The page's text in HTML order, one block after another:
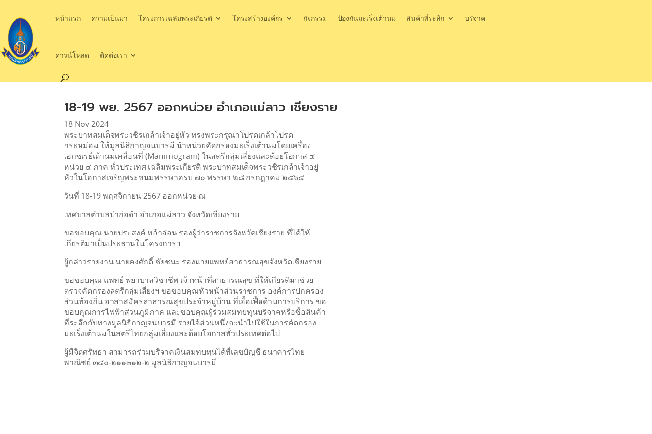
หน้าแรก ความเป็นมา โครงการเฉลิมพระเกียรติ โครงสร้างองค์กร กิจกรรม ป้องกันมะเร็งเต้านม สินค้าที่ระลึก บริจาค
ดาวน์โหลด ติดต่อเรา
18-19 พย. 2567 ออกหน่วย อำเภอแม่ลาว เชียงราย
18 Nov 2024
พระบาทสมเด็จพระวชิรเกล้าเจ้าอยู่หัว ทรงพระกรุณาโปรดเกล้าโปรด
กระหม่อม ให้มูลนิธิกาญจนบารมี นำหน่วยคัดกรองมะเร็งเต้านมโดยเครื่อง
เอกซเรย์เต้านมเคลื่อนที่ (Mammogram) ในสตรีกลุ่มเสี่ยงและด้อยโอกาส ๔
หน่วย ๔ ภาค ทั่วประเทศ เฉลิมพระเกียรติ พระบาทสมเด็จพระวชิรเกล้าเจ้าอยู่
หัวในโอกาสเจริญพระชนมพรรษาครบ ๗๐ พรรษา ๒๘ กรกฎาคม ๒๕๖๕
วันที่ 18-19 พฤศจิกายน 2567 ออกหน่วย ณ
เทศบาลตำบลป่าก่อดำ อำเภอแม่ลาว จังหวัดเชียงราย
ขอขอบคุณ นายประสงค์ หล้าอ่อน รองผู้ว่าราชการจังหวัดเชียงราย ที่ได้ให้
เกียรติมาเป็นประธานในโครงการฯ
ผู้กล่าวรายงาน นายคงศักดิ์ ชัยชนะ รองนายแพทย์สาธารณสุขจังหวัดเชียงราย
ขอขอบคุณ แพทย์ พยาบาลวิชาชีพ เจ้าหน้าที่สาธารณสุข ที่ให้เกียรติมาช่วย
ตรวจคัดกรองสตรีกลุ่มเสี่ยงฯ ขอขอบคุณหัวหน้าส่วนราชการ องค์การปกครอง
ส่วนท้องถิ่น อาสาสมัครสาธารณสุขประจำหมู่บ้าน ที่เอื้อเฟื้อด้านการบริการ ขอ
ขอบคุณการไฟฟ้าส่วนภูมิภาค และขอบคุณผู้ร่วมสมทบทุนบริจาคหรือซื้อสินค้า
ที่ระลึกกับทางมูลนิธิกาญจนบารมี รายได้ส่วนหนึ่งจะนำไปใช้ในการคัดกรอง
มะเร็งเต้านมในสตรีไทยกลุ่มเสี่ยงและด้อยโอกาสทั่วประเทศต่อไป
ผู้มีจิตศรัทธา สามารถร่วมบริจาคเงินสมทบทุนได้ที่เลขบัญชี ธนาคารไทย
พาณิชย์ ๓๔๐-๒๑๑๓๑๒-๒ มูลนิธิกาญจนบารมี